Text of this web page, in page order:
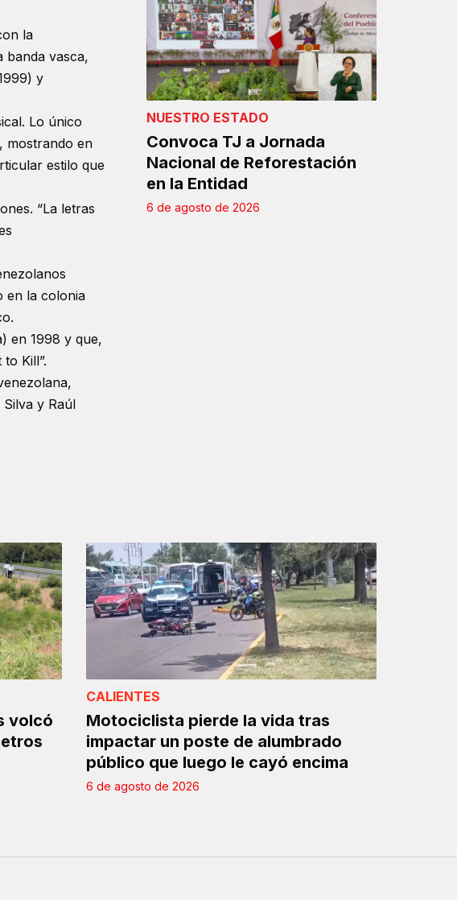
la
banda vasca,
y
Lo único
mostrando en
estilo que
“La letras
en la colonia
en 1998 y que,
Kill”.
y Raúl
NUESTRO ESTADO
Convoca TJ a Jornada
Nacional de Reforestación
en la Entidad
6 de agosto de 2026
volcó
CALIENTES
Motociclista pierde la vida tras
impactar un poste de alumbrado
público que luego le cayó encima
6 de agosto de 2026